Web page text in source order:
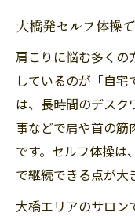
大橋発セルフ体操
肩こりに悩む多くの
しているのが「自宅
は、長時間のデスク
事などで肩や首の筋
です。セルフ体操は
で継続できる点が大
大橋エリアのサロン